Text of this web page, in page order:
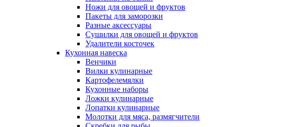
Ножи для овощей и фруктов
Пакеты для заморозки
Разные аксессуары
Сушилки для овощей и фруктов
Удалители косточек
Кухонная навеска
Венчики
Вилки кулинарные
Картофелемялки
Кухонные наборы
Ложки кулинарные
Лопатки кулинарные
Молотки для мяса, размягчители